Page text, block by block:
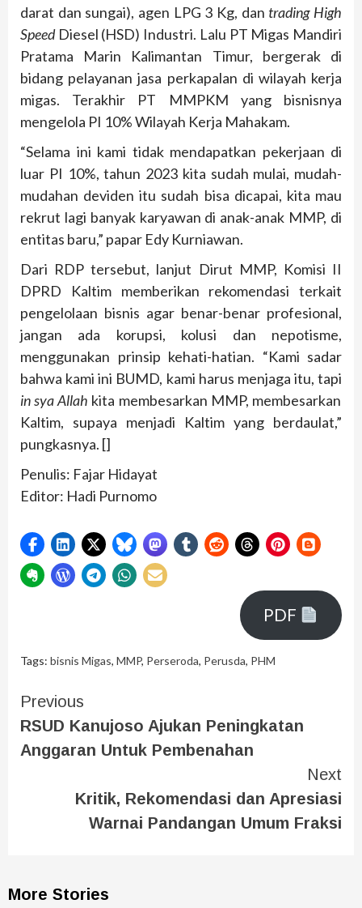
darat dan sungai), agen LPG 3 Kg, dan trading High
SpeedDiesel (HSD) Industri. Lalu PT Migas Mandiri
Pratama Marin Kalimantan Timur, bergerak di
bidang pelayanan jasa perkapalan di wilayah kerja
migas. Terakhir PT MMPKM yang bisnisnya
mengelola PI 10% Wilayah Kerja Mahakam.
“Selama ini kami tidak mendapatkan pekerjaan di
luar PI 10%, tahun 2023 kita sudah mulai, mudah-
mudahan deviden itu sudah bisa dicapai, kita mau
rekrut lagi banyak karyawan di anak-anak MMP, di
entitas baru,” papar Edy Kurniawan.
Dari RDP tersebut, lanjut Dirut MMP, Komisi II
DPRD Kaltim memberikan rekomendasi terkait
pengelolaan bisnis agar benar-benar profesional,
jangan ada korupsi, kolusi dan nepotisme,
menggunakan prinsip kehati-hatian. “Kami sadar
bahwa kami ini BUMD, kami harus menjaga itu, tapi
in sya Allah kita membesarkan MMP, membesarkan
Kaltim, supaya menjadi Kaltim yang berdaulat,”
pungkasnya. []
Penulis: Fajar Hidayat
Editor: Hadi Purnomo
PDF
Tags: bisnis Migas, MMP, Perseroda, Perusda, PHM
Previous
RSUD Kanujoso Ajukan Peningkatan
Anggaran Untuk Pembenahan
Next
Kritik, Rekomendasi dan Apresiasi
Warnai Pandangan Umum Fraksi
More Stories